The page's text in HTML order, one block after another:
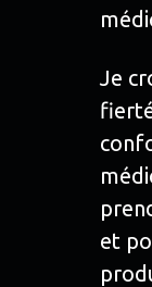
Je
et